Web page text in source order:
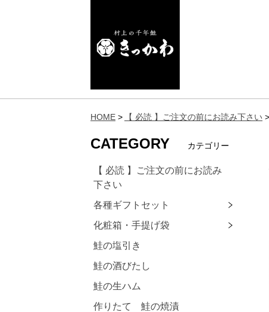
HOME 【 必読 】ご注文の前にお読み下さい
CATEGORY カテゴリー
【 必読 】ご注文の前にお読み
下さい
各種ギフトセット
化粧箱・手提げ袋
鮭の塩引き
鮭の酒びたし
鮭の生ハム
作りたて 鮭の焼漬